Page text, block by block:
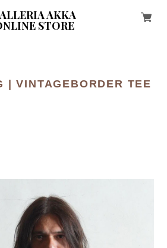
AKKA
STORE
| VINTAGEBORDER TEE